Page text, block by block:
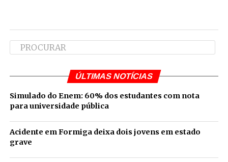
ÚLTIMAS NOTÍCIAS
Simulado do Enem: 60% dos estudantes com nota
para universidade pública
Acidente em Formiga deixa dois jovens em estado
grave